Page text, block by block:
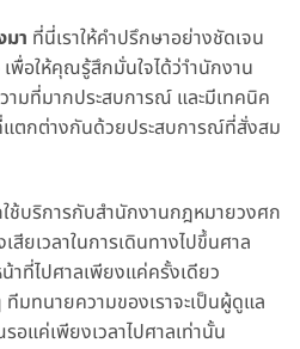
มา ที่นี่เราให้คำปรึกษาอย่างชัดเจน
พื่อให้คุณรู้สึกมั่นใจได้ว่าำนักงาน
ามที่มากประสบการณ์ และมีเทคนิค
แตกต่างกันด้วยประสบการณ์ที่สั่งสม
ใช้บริการกับสำนักงานกฎหมายวงศก
ยเวลาในการเดินทางไปขึ้นศาล
ที่ไปศาลเพียงแค่ครั้งเดียว
มทนายความของเราจะเป็นผู้ดูแล
อแค่เพียงเวลาไปศาลเท่านั้น